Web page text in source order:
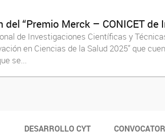
“Premio Merck – CONICET
de Investigaciones Científicas y
en Ciencias de la Salud 2025” que
se...
DESARROLLO CYT